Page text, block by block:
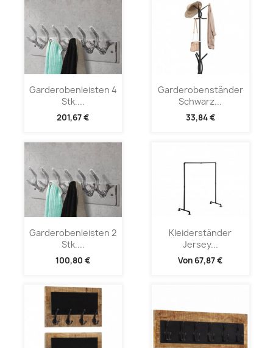
Garderobenleisten 4
Stk....
201,67 €
Garderobenständer
Schwarz...
33,84 €
Garderobenleisten 2
Stk....
100,80 €
Kleiderständer
Jersey...
Von 67,87 €